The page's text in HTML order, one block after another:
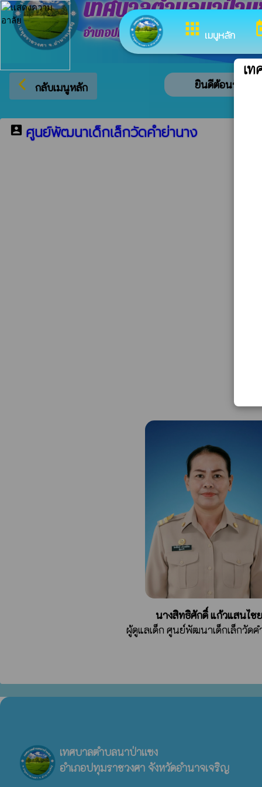
apps เมนูหลัก
เทศบาลตำบลนาป่า
อำเภอปทุมราชวงศา จังหวัดอำนาจเจริญ
arrow_back_ios กลับเมนูหลัก ยินดีต้อนรับสู่เว็
account_box ศูนย์พัฒนาเด็กเล็กวัดคำย่านาง
นางสิทธิศักดิ์ แก้วแสนไช
ผู้ดูแลเด็ก ศูนย์พัฒนาเด็กเล็กวัดค
เทศบาลตำบลนาป่าแซง
อำเภอปทุมราชวงศา จังหวัดอำนาจเจริญ
เ